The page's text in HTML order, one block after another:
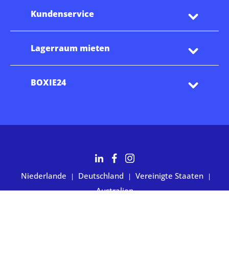
Kundenservice
Lagerraum mieten
BOXIE24
Niederlande | Deutschland | Vereinigte Staaten |
Australien